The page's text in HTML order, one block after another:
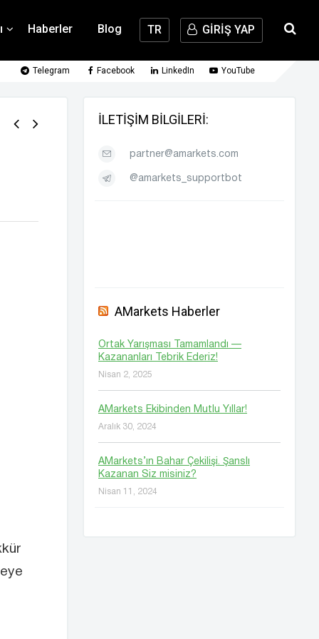
Haberler Blog TR GİRİŞ YAP
Telegram Facebook LinkedIn YouTube
İLETIŞIM BILGILERI:
partner@amarkets.com
@amarkets_supportbot
AMarkets Haberler
Ortak Yarışması Tamamlandı —
Kazananları Tebrik Ederiz!
Nisan 2, 2025
AMarkets Ekibinden Mutlu Yıllar!
Aralık 30, 2024
AMarkets’ın Bahar Çekilişi. Şanslı
Kazanan Siz misiniz?
Nisan 11, 2024